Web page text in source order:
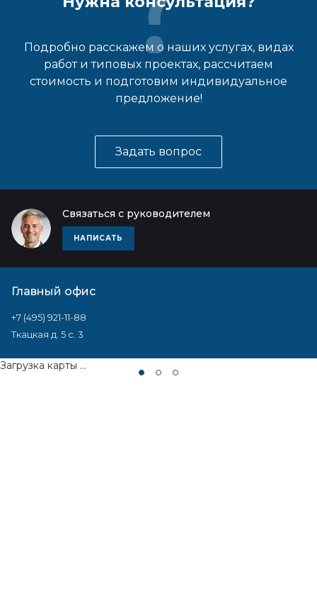
Подробно расскажем о наших услугах, видах
работ и типовых проектах, рассчитаем
стоимость и подготовим индивидуальное
предложение!
Задать вопрос
Связаться с руководителем
НАПИСАТЬ
Главный офис
+7 (495) 921-11-88
Ткацкая д. 5 с. 3
Загрузка карты ...